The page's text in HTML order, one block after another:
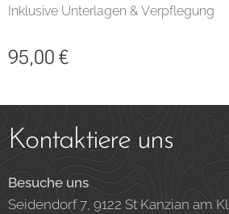
Inklusive Unterlagen & Verpflegung
95,00 €
Kontaktiere uns
Besuche uns
Seidendorf 7, 9122 St Kanzian am